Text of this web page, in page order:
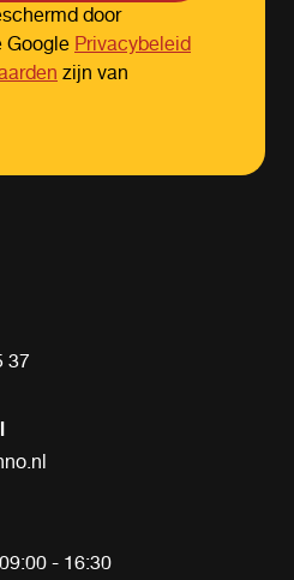
door
GooglePrivacybeleid
zijn van
37
- 16:30